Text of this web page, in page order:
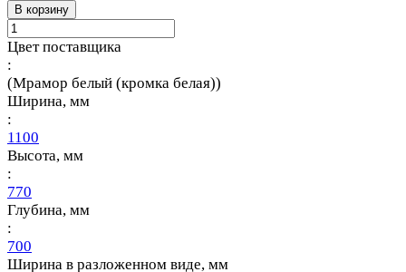
В корзину
Цвет поставщика
:
(Мрамор белый (кромка белая))
Ширина, мм
:
1100
Высота, мм
:
770
Глубина, мм
:
700
Ширина в разложенном виде, мм